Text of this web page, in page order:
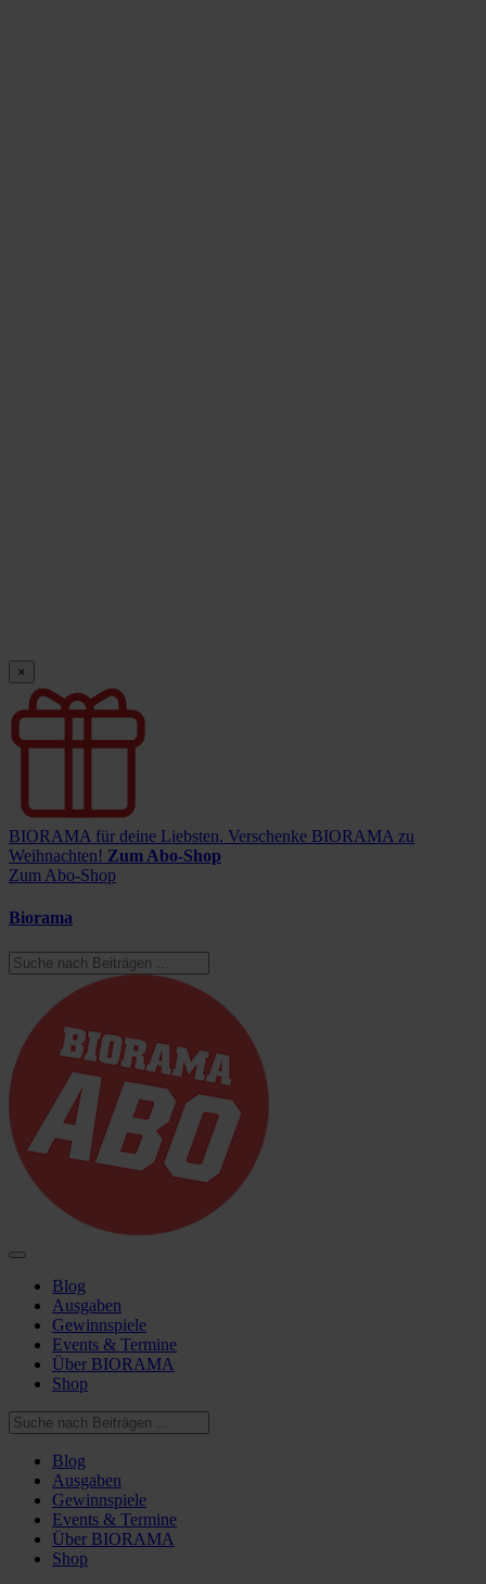
×
BIORAMA für deine Liebsten. Verschenke BIORAMA zu
Weihnachten! Zum Abo-Shop
Zum Abo-Shop
Biorama
Blog
Ausgaben
Gewinnspiele
Events & Termine
Über BIORAMA
Shop
Blog
Ausgaben
Gewinnspiele
Events & Termine
Über BIORAMA
Shop